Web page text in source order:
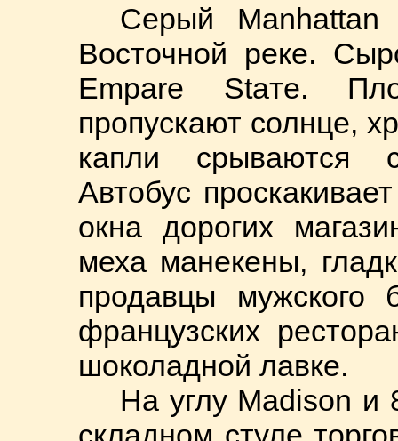
Серый Manhattan
Восточной реке.
Empare Staтe.
пропускают солнце,
капли срываются
Автобус
окна дорогих
меха манекены,
продавцы мужского
французских
шоколадной лавке.
На углу Madison и